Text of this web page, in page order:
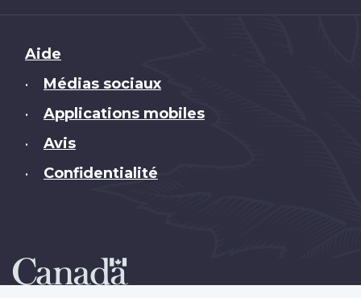
Brand
Aide
• Médias sociaux
• Applications mobiles
• Avis
• Confidentialité